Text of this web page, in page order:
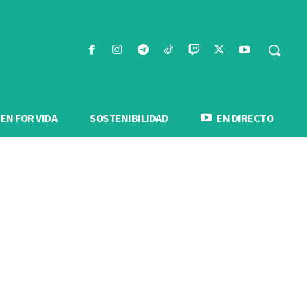
FOR VIDA SOSTENIBILIDAD EN DIRECTO